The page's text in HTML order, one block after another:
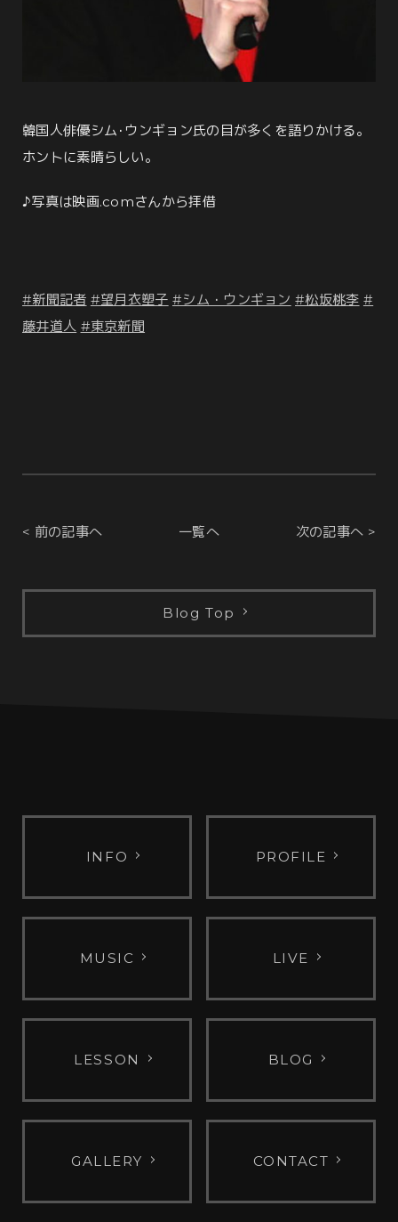
韓国人俳優シム･ウンギョン氏の目が多くを語りかける。
ホントに素晴らしい。
♪写真は映画.comさんから拝借
#新聞記者 #望月衣塑子 #シム・ウンギョン #松坂桃李 #
藤井道人 #東京新聞
< 前の記事へ 一覧へ 次の記事へ >
Blog Top
INFO PROFILE
MUSIC LIVE
LESSON BLOG
GALLERY CONTACT